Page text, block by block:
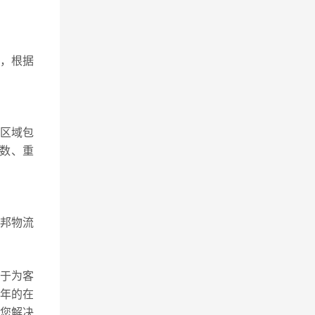
根据
域包
、重
物流
为客
的在
解决